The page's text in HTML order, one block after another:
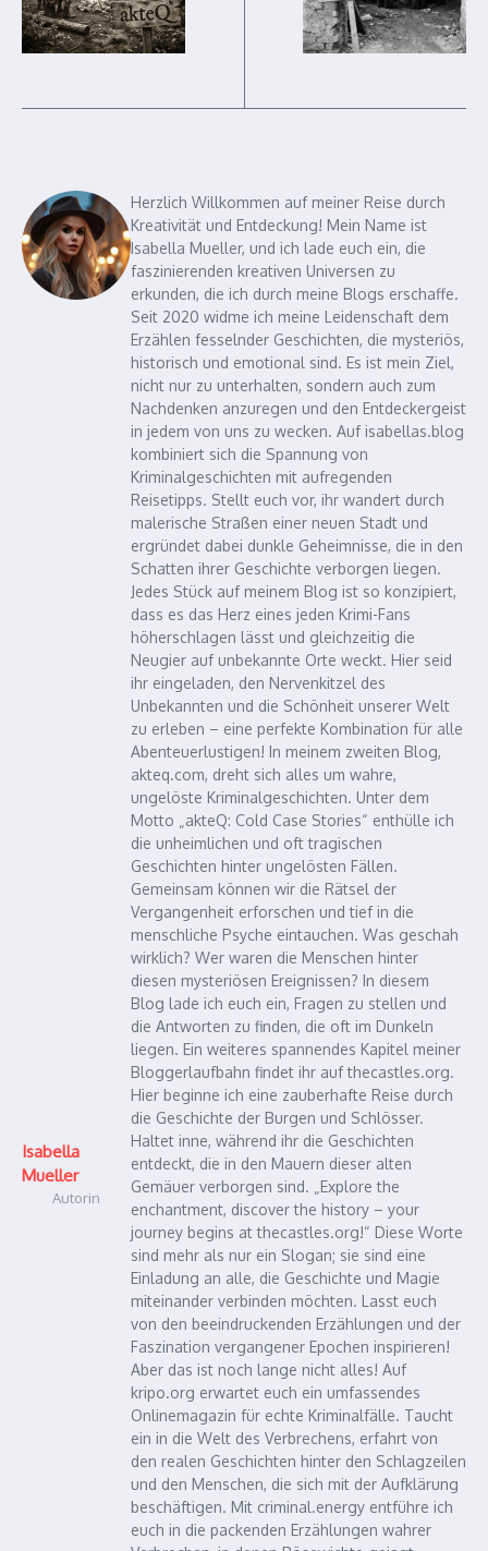
Isabella
Mueller
Autorin
Herzlich Willkommen auf meiner Reise durch
Kreativität und Entdeckung! Mein Name ist
Isabella Mueller, und ich lade euch ein, die
faszinierenden kreativen Universen zu
erkunden, die ich durch meine Blogs erschaffe.
Seit 2020 widme ich meine Leidenschaft dem
Erzählen fesselnder Geschichten, die mysteriös,
historisch und emotional sind. Es ist mein Ziel,
nicht nur zu unterhalten, sondern auch zum
Nachdenken anzuregen und den Entdeckergeist
in jedem von uns zu wecken. Auf isabellas.blog
kombiniert sich die Spannung von
Kriminalgeschichten mit aufregenden
Reisetipps. Stellt euch vor, ihr wandert durch
malerische Straßen einer neuen Stadt und
ergründet dabei dunkle Geheimnisse, die in den
Schatten ihrer Geschichte verborgen liegen.
Jedes Stück auf meinem Blog ist so konzipiert,
dass es das Herz eines jeden Krimi-Fans
höherschlagen lässt und gleichzeitig die
Neugier auf unbekannte Orte weckt. Hier seid
ihr eingeladen, den Nervenkitzel des
Unbekannten und die Schönheit unserer Welt
zu erleben – eine perfekte Kombination für alle
Abenteuerlustigen! In meinem zweiten Blog,
akteq.com, dreht sich alles um wahre,
ungelöste Kriminalgeschichten. Unter dem
Motto „akteQ: Cold Case Stories“ enthülle ich
die unheimlichen und oft tragischen
Geschichten hinter ungelösten Fällen.
Gemeinsam können wir die Rätsel der
Vergangenheit erforschen und tief in die
menschliche Psyche eintauchen. Was geschah
wirklich? Wer waren die Menschen hinter
diesen mysteriösen Ereignissen? In diesem
Blog lade ich euch ein, Fragen zu stellen und
die Antworten zu finden, die oft im Dunkeln
liegen. Ein weiteres spannendes Kapitel meiner
Bloggerlaufbahn findet ihr auf thecastles.org.
Hier beginne ich eine zauberhafte Reise durch
die Geschichte der Burgen und Schlösser.
Haltet inne, während ihr die Geschichten
entdeckt, die in den Mauern dieser alten
Gemäuer verborgen sind. „Explore the
enchantment, discover the history – your
journey begins at thecastles.org!“ Diese Worte
sind mehr als nur ein Slogan; sie sind eine
Einladung an alle, die Geschichte und Magie
miteinander verbinden möchten. Lasst euch
von den beeindruckenden Erzählungen und der
Faszination vergangener Epochen inspirieren!
Aber das ist noch lange nicht alles! Auf
kripo.org erwartet euch ein umfassendes
Onlinemagazin für echte Kriminalfälle. Taucht
ein in die Welt des Verbrechens, erfahrt von
den realen Geschichten hinter den Schlagzeilen
und den Menschen, die sich mit der Aufklärung
beschäftigen. Mit criminal.energy entführe ich
euch in die packenden Erzählungen wahrer